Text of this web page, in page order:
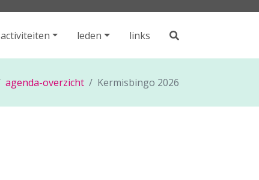
activiteiten leden links
agenda-overzicht Kermisbingo 2026